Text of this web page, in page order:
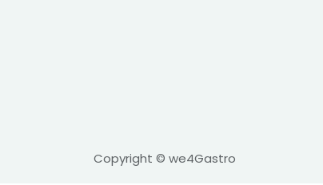
Copyright © we4Gastro